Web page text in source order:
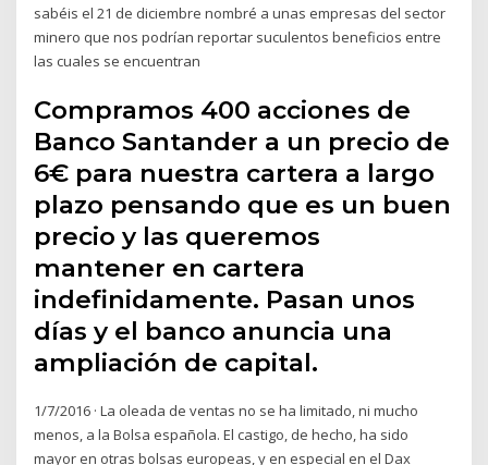
sabéis el 21 de diciembre nombré a unas empresas del sector
minero que nos podrían reportar suculentos beneficios entre
las cuales se encuentran
Compramos 400 acciones de
Banco Santander a un precio de
6€ para nuestra cartera a largo
plazo pensando que es un buen
precio y las queremos
mantener en cartera
indefinidamente. Pasan unos
días y el banco anuncia una
ampliación de capital.
1/7/2016 · La oleada de ventas no se ha limitado, ni mucho
menos, a la Bolsa española. El castigo, de hecho, ha sido
mayor en otras bolsas europeas, y en especial en el Dax